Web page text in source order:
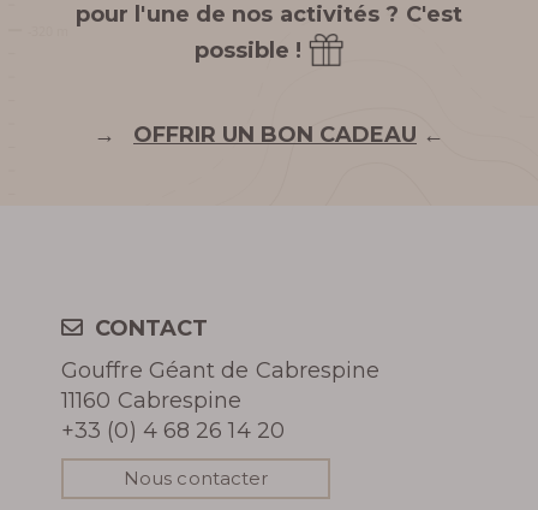
pour l'une de nos activités ? C'est
possible !
→ OFFRIR UN BON CADEAU ←
CONTACT
Gouffre Géant de Cabrespine
11160 Cabrespine
+33 (0) 4 68 26 14 20
Nous contacter